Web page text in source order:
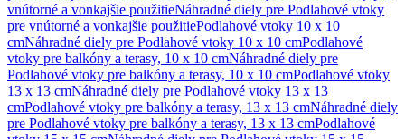
vnútorné a vonkajšie použitieNáhradné diely pre Podlahové vtoky
pre vnútorné a vonkajšie použitiePodlahové vtoky 10 x 10
cmNáhradné diely pre Podlahové vtoky 10 x 10 cmPodlahové
vtoky pre balkóny a terasy, 10 x 10 cmNáhradné diely pre
Podlahové vtoky pre balkóny a terasy, 10 x 10 cmPodlahové vtoky
13 x 13 cmNáhradné diely pre Podlahové vtoky 13 x 13
cmPodlahové vtoky pre balkóny a terasy, 13 x 13 cmNáhradné diely
pre Podlahové vtoky pre balkóny a terasy, 13 x 13 cmPodlahové